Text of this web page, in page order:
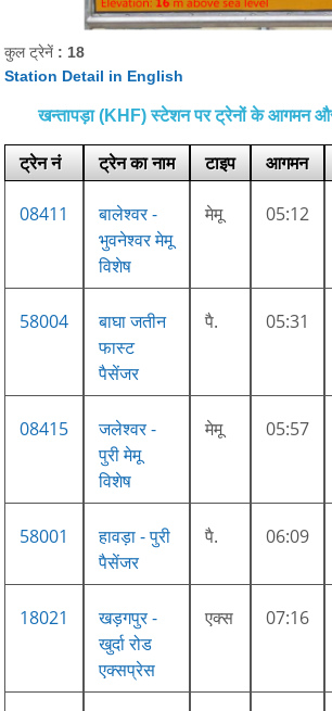
कुल ट्रेनें : 18
Station Detail in English
खन्तापड़ा (KHF) स्टेशन पर ट्रेनों के आगमन
ट्रेन नं ट्रेन का नाम टाइप आगमन
08411
बालेश्वर -
भुवनेश्वर मेमू
विशेष
मेमू 05:12
58004
बाघा जतीन
फास्ट
पैसेंजर
पै. 05:31
08415
जलेश्वर -
पुरी मेमू
विशेष
मेमू 05:57
58001
हावड़ा - पुरी
पैसेंजर
पै. 06:09
18021
खड़गपुर -
खुर्दा रोड
एक्सप्रेस
एक्स 07:16